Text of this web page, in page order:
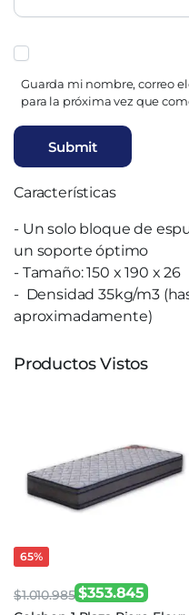
Guarda mi nombre, correo
para la próxima vez que
Características
- Un solo bloque de
un soporte óptimo
- Tamaño: 150 x 190 x 26
- Densidad 35kg/m3
aproximadamente)
Productos Vistos
65%
$1.010.985 $353.845